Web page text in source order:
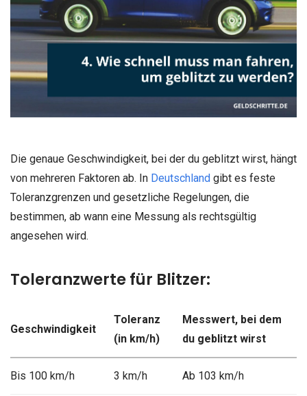
Die genaue Geschwindigkeit, bei der du geblitzt wirst, hängt
von mehreren Faktoren ab. In Deutschland gibt es feste
Toleranzgrenzen und gesetzliche Regelungen, die
bestimmen, ab wann eine Messung als rechtsgültig
angesehen wird.
Toleranzwerte für Blitzer:
Geschwindigkeit
Toleranz
(in km/h)
Messwert, bei dem
du geblitzt wirst
Bis 100 km/h 3 km/h Ab 103 km/h